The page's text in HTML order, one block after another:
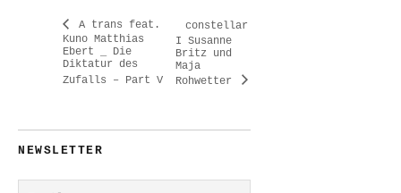
A trans feat.
Kuno Matthias
Ebert _ Die
Diktatur des
Zufalls – Part V
constellar
I Susanne
Britz und
Maja
Rohwetter
NEWSLETTER